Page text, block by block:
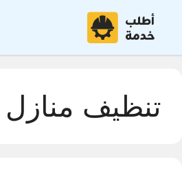
المحتوى
تنظيف